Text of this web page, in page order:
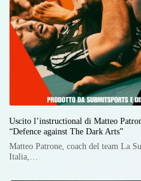
Uscito l’instructional di Matteo
“Defence against The Dark Arts”
Matteo Patrone, coach del team La
Italia,…